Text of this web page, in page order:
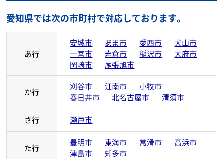
愛知県では次の市町村で対応しております。
あ行
安城市 あま市 愛西市
犬山市
一宮市
岩倉市 稲沢市
大府市
岡崎市
尾張旭市
か行
刈谷市 江南市
小牧市
春日井市
北名古屋市 清須市
さ行 瀬戸市
た行
豊明市 東海市 常滑市
高浜市
津島市
知多市